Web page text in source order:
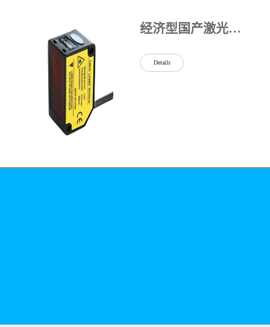
经济型国产激光位移传感器HC-Q系列可替代Panasonic松下HG-C系列
Details
有